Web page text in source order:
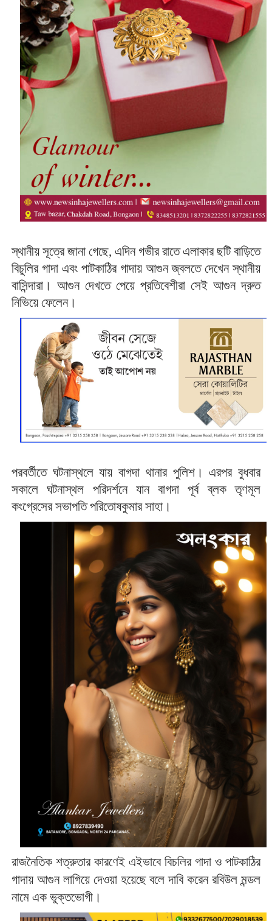
স্থানীয় সূত্রে জানা গেছে, এদিন গভীর রাতে এলাকার ছটি বাড়িতে
বিচুলির গাদা এবং পাটকাঠির গাদায় আগুন জ্বলতে দেখেন স্থানীয়
বাসিন্দারা। আগুন দেখতে পেয়ে প্রতিবেশীরা সেই আগুন দ্রুত
নিভিয়ে ফেলেন।
পরবর্তীতে ঘটনাস্থলে যায় বাগদা থানার পুলিশ। এরপর বুধবার
সকালে ঘটনাস্থল পরিদর্শনে যান বাগদা পূর্ব ব্লক তৃণমূল
কংগ্রেসের সভাপতি পরিতোষকুমার সাহা।
রাজনৈতিক শত্রুতার কারণেই এইভাবে বিচলির গাদা ও পাটকাঠির
গাদায় আগুন লাগিয়ে দেওয়া হয়েছে বলে দাবি করেন রবিউল মন্ডল
নামে এক ভুক্তভোগী।